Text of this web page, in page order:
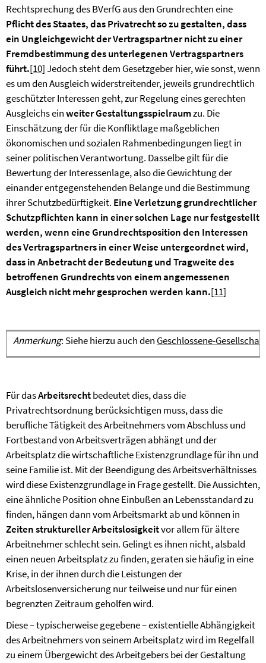
Rechtsprechung des BVerfG aus den Grundrechten eine
Pflicht des Staates, das Privatrecht so zu gestalten, dass
ein Ungleichgewicht der Vertragspartner nicht zu einer
Fremdbestimmung des unterlegenen Vertragspartners
führt.[10]Jedoch steht dem Gesetzgeber hier, wie sonst, wenn
es um den Ausgleich widerstreitender, jeweils grundrechtlich
geschützter Interessen geht, zur Regelung eines gerechten
Ausgleichs einweiter Gestaltungsspielraumzu. Die
Einschätzung der für die Konfliktlage maßgeblichen
ökonomischen und sozialen Rahmenbedingungen liegt in
seiner politischen Verantwortung. Dasselbe gilt für die
Bewertung der Interessenlage, also die Gewichtung der
einander entgegenstehenden Belange und die Bestimmung
ihrer Schutzbedürftigkeit. Eine Verletzung grundrechtlicher
Schutzpflichten kann in einer solchen Lage nur festgestellt
werden, wenn eine Grundrechtsposition den Interessen
des Vertragspartners in einer Weise untergeordnet wird,
dass in Anbetracht der Bedeutung und Tragweite des
betroffenen Grundrechts von einem angemessenen
Ausgleich nicht mehr gesprochen werden kann.[11]
Anmerkung: Siehe hierzu auch den Geschlossene-
Für dasArbeitsrechtbedeutet dies, dass die
Privatrechtsordnung berücksichtigen muss, dass die
berufliche Tätigkeit des Arbeitnehmers vom Abschluss und
Fortbestand von Arbeitsverträgen abhängt und der
Arbeitsplatz die wirtschaftliche Existenzgrundlage für ihn und
seine Familie ist. Mit der Beendigung des Arbeitsverhältnisses
wird diese Existenzgrundlage in Frage gestellt. Die Aussichten,
eine ähnliche Position ohne Einbußen an Lebensstandard zu
finden, hängen dann vom Arbeitsmarkt ab und können in
Zeiten struktureller Arbeitslosigkeitvor allem für ältere
Arbeitnehmer schlecht sein. Gelingt es ihnen nicht, alsbald
einen neuen Arbeitsplatz zu finden, geraten sie häufig in eine
Krise, in der ihnen durch die Leistungen der
Arbeitslosenversicherung nur teilweise und nur für einen
begrenzten Zeitraum geholfen wird.
Diese – typischerweise gegebene – existentielle Abhängigkeit
des Arbeitnehmers von seinem Arbeitsplatz wird im Regelfall
zu einem Übergewicht des Arbeitgebers bei der Gestaltung